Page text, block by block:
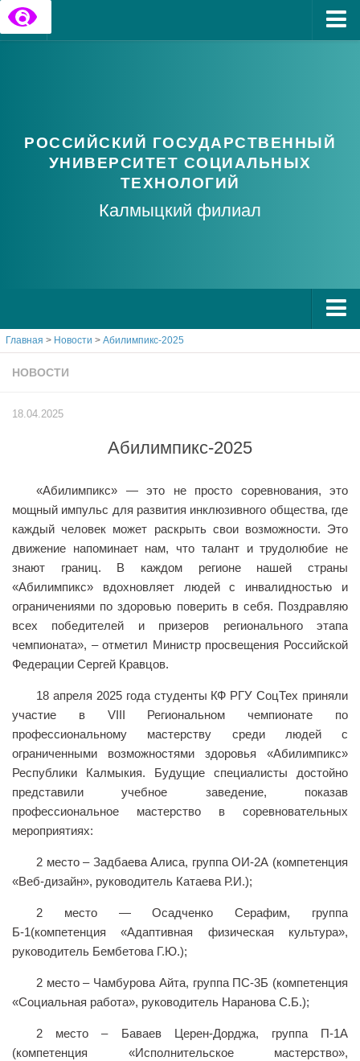
Часто задаваемые вопросы
РОССИЙСКИЙ ГОСУДАРСТВЕННЫЙ
УНИВЕРСИТЕТ СОЦИАЛЬНЫХ
ТЕХНОЛОГИЙ
Калмыцкий филиал
О РГУ СоцТех
Учёный совет
Контакты РГУ СоцТех
Абитуриенту
Рекомендованные к зачислению
Приказы о зачислении
Студенту
Личный кабинет
Расписание учебных занятий студентов на 2-ое
полугодие
Коллективные творческие дела
Студенческий совет
Студенческое научное общество
График учебного процесса
образовательные технологии
Демонстрационный экзамен
Образовательный кредит
КФ РГУ СоцТех
Главная > Новости > Абилимпикс-2025
НОВОСТИ
18.04.2025
Абилимпикс-2025
«Абилимпикс» — это не просто соревнования, это
мощный импульс для развития инклюзивного общества, где
каждый человек может раскрыть свои возможности. Это
движение напоминает нам, что талант и трудолюбие не
знают границ. В каждом регионе нашей страны
«Абилимпикс» вдохновляет людей с инвалидностью и
ограничениями по здоровью поверить в себя. Поздравляю
всех победителей и призеров регионального этапа
чемпионата», – отметил Министр просвещения Российской
Федерации Сергей Кравцов.
18 апреля 2025 года студенты КФ РГУ СоцТех приняли
участие в VIII Региональном чемпионате по
профессиональному мастерству среди людей с
ограниченными возможностями здоровья «Абилимпикс»
Республики Калмыкия. Будущие специалисты достойно
представили учебное заведение, показав
профессиональное мастерство в соревновательных
мероприятиях:
2 место – Задбаева Алиса, группа ОИ-2А (компетенция
«Веб-дизайн», руководитель Катаева Р.И.);
2 место — Осадченко Серафим, группа
Б-1(компетенция «Адаптивная физическая культура»,
руководитель Бембетова Г.Ю.);
2 место – Чамбурова Айта, группа ПС-3Б (компетенция
«Социальная работа», руководитель Наранова С.Б.);
2 место – Баваев Церен-Дорджа, группа П-1А
(компетенция «Исполнительское мастерство»,